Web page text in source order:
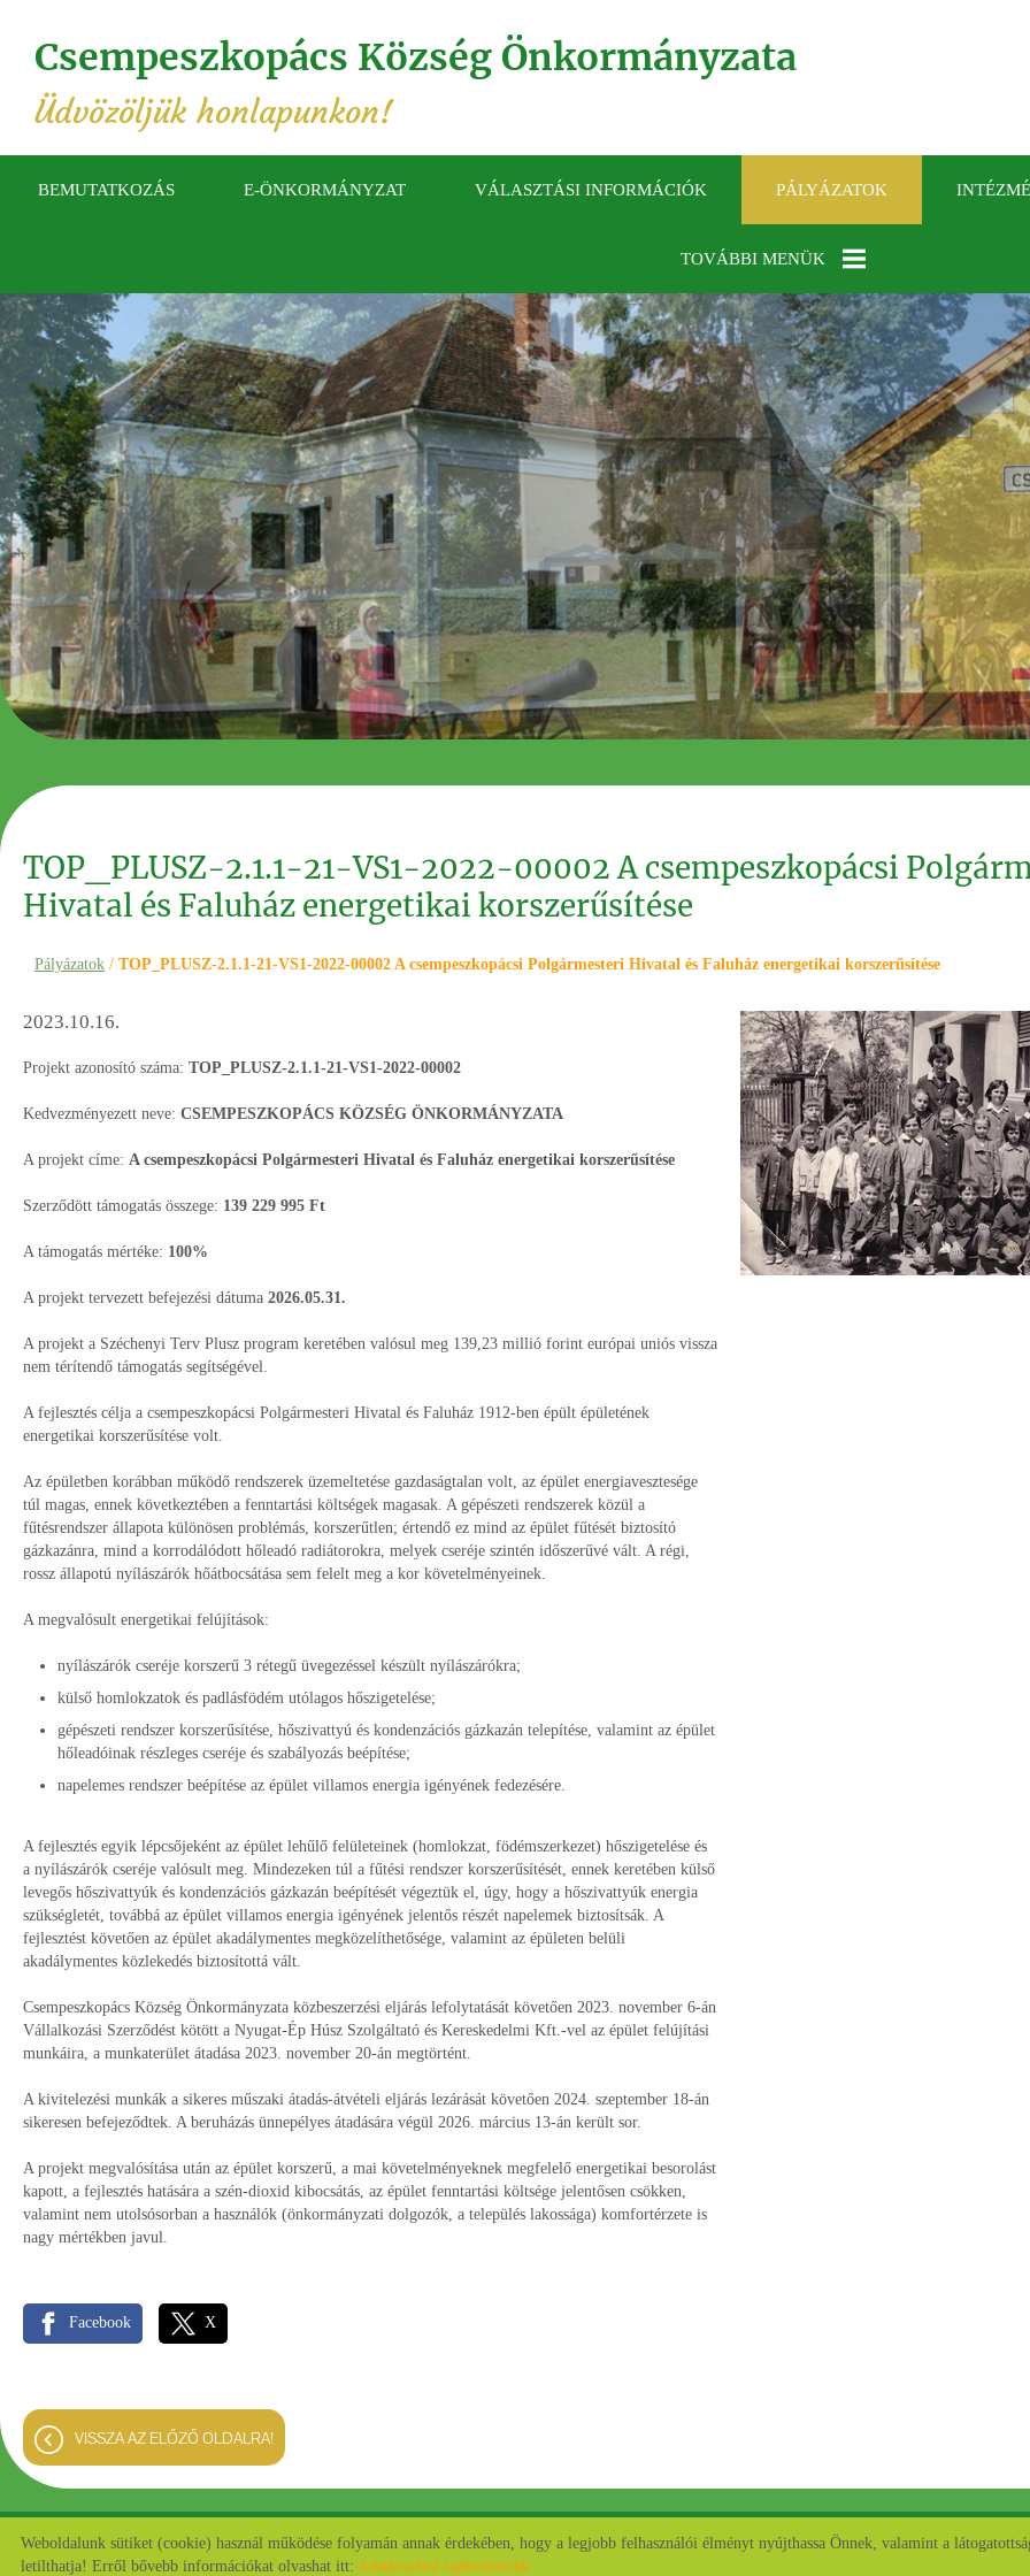
Csempeszkopács Község Önkormányzata
Üdvözöljük honlapunkon!
BEMUTATKOZÁS E-ÖNKORMÁNYZAT VÁLASZTÁSI INFORMÁCIÓK PÁLYÁZATOK
TOVÁBBI MENÜK
KÖZÉRDEKŰ
ADATOK
GALÉRIA
ELÉRHETŐSÉGEK
TOP_PLUSZ-2.1.1-21-VS1-2022-00002 A csempeszkopácsi
Hivatal és Faluház energetikai korszerűsítése
Pályázatok / TOP_PLUSZ-2.1.1-21-VS1-2022-00002 A csempeszkopácsi Polgármesteri Hivatal és Faluház energetikai korszerűsítése
2023.10.16.
Projekt azonosító száma: TOP_PLUSZ-2.1.1-21-VS1-2022-00002
Kedvezményezett neve: CSEMPESZKOPÁCS KÖZSÉG ÖNKORMÁNYZATA
A projekt címe: A csempeszkopácsi Polgármesteri Hivatal és Faluház energetikai korszerűsítése
Szerződött támogatás összege: 139 229 995 Ft
A támogatás mértéke: 100%
A projekt tervezett befejezési dátuma 2026.05.31.
A projekt a Széchenyi Terv Plusz program keretében valósul meg 139,23 millió forint európai uniós vissza
nem térítendő támogatás segítségével.
A fejlesztés célja a csempeszkopácsi Polgármesteri Hivatal és Faluház 1912-ben épült épületének
energetikai korszerűsítése volt.
Az épületben korábban működő rendszerek üzemeltetése gazdaságtalan volt, az épület energiavesztesége
túl magas, ennek következtében a fenntartási költségek magasak. A gépészeti rendszerek közül a
fűtésrendszer állapota különösen problémás, korszerűtlen; értendő ez mind az épület fűtését biztosító
gázkazánra, mind a korrodálódott hőleadó radiátorokra, melyek cseréje szintén időszerűvé vált. A régi,
rossz állapotú nyílászárók hőátbocsátása sem felelt meg a kor követelményeinek.
A megvalósult energetikai felújítások:
nyílászárók cseréje korszerű 3 rétegű üvegezéssel készült nyílászárókra;
külső homlokzatok és padlásfödém utólagos hőszigetelése;
gépészeti rendszer korszerűsítése, hőszivattyú és kondenzációs gázkazán telepítése, valamint az épület
hőleadóinak részleges cseréje és szabályozás beépítése;
napelemes rendszer beépítése az épület villamos energia igényének fedezésére.
A fejlesztés egyik lépcsőjeként az épület lehűlő felületeinek (homlokzat, födémszerkezet) hőszigetelése és
a nyílászárók cseréje valósult meg. Mindezeken túl a fűtési rendszer korszerűsítését, ennek keretében külső
levegős hőszivattyúk és kondenzációs gázkazán beépítését végeztük el, úgy, hogy a hőszivattyúk energia
szükségletét, továbbá az épület villamos energia igényének jelentős részét napelemek biztosítsák. A
fejlesztést követően az épület akadálymentes megközelíthetősége, valamint az épületen belüli
akadálymentes közlekedés biztosítottá vált.
Csempeszkopács Község Önkormányzata közbeszerzési eljárás lefolytatását követően 2023. november 6-án
Vállalkozási Szerződést kötött a Nyugat-Ép Húsz Szolgáltató és Kereskedelmi Kft.-vel az épület felújítási
munkáira, a munkaterület átadása 2023. november 20-án megtörtént.
A kivitelezési munkák a sikeres műszaki átadás-átvételi eljárás lezárását követően 2024. szeptember 18-án
sikeresen befejeződtek. A beruházás ünnepélyes átadására végül 2026. március 13-án került sor.
A projekt megvalósítása után az épület korszerű, a mai követelményeknek megfelelő energetikai besorolást
kapott, a fejlesztés hatására a szén-dioxid kibocsátás, az épület fenntartási költsége jelentősen csökken,
valamint nem utolsósorban a használók (önkormányzati dolgozók, a település lakossága) komfortérzete is
nagy mértékben javul.
Facebook X
VISSZA AZ ELŐZŐ OLDALRA!
© 2026 - Minden jog fenntartva Oldal információk Adatkezelési tájékoztató Impresszum
Weboldalunk sütiket (cookie) használ működése folyamán annak érdekében, hogy a legjobb felhasználói élményt nyújthassa Önnek, valamint a
letilthatja! Erről bővebb információkat olvashat itt: Adatkezelési tájékoztatónk